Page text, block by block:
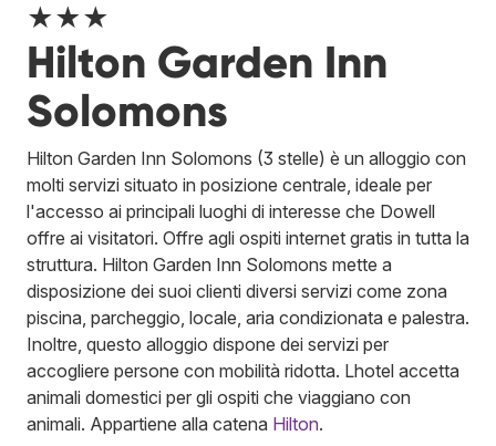
★★★
Hilton Garden Inn
Solomons
Hilton Garden Inn Solomons (3 stelle) è un alloggio con
molti servizi situato in posizione centrale, ideale per
l'accesso ai principali luoghi di interesse che Dowell
offre ai visitatori. Offre agli ospiti internet gratis in tutta la
struttura. Hilton Garden Inn Solomons mette a
disposizione dei suoi clienti diversi servizi come zona
piscina, parcheggio, locale, aria condizionata e palestra.
Inoltre, questo alloggio dispone dei servizi per
accogliere persone con mobilità ridotta. Lhotel accetta
animali domestici per gli ospiti che viaggiano con
animali. Appartiene alla catena Hilton.